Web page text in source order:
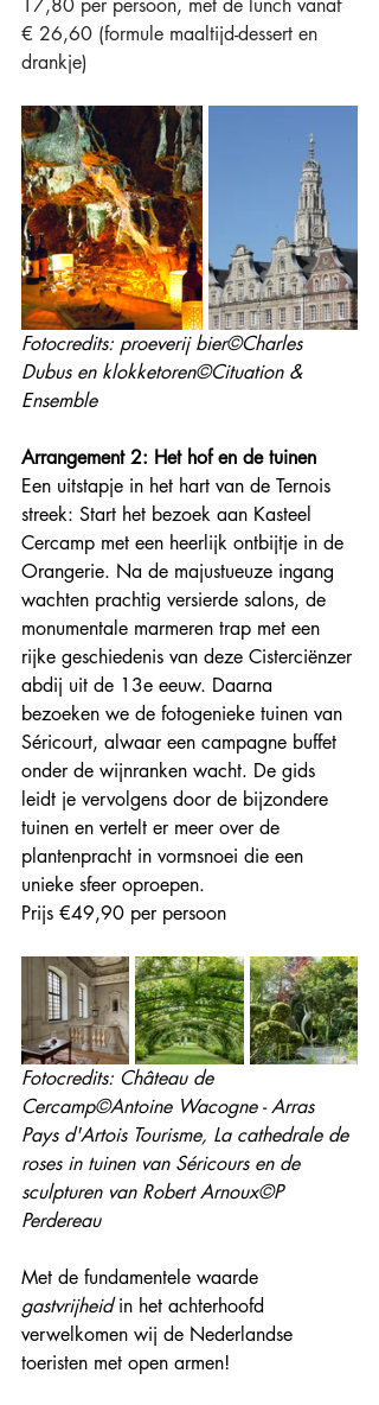
17,80 per persoon, met de lunch vanaf
€ 26,60 (formule maaltijd-dessert en
drankje)
Fotocredits: proeverij bier©Charles
Dubus en klokketoren©Cituation &
Ensemble
Arrangement 2: Het hof en de tuinen
Een uitstapje in het hart van de Ternois
streek: Start het bezoek aan Kasteel
Cercamp met een heerlijk ontbijtje in de
Orangerie. Na de majustueuze ingang
wachten prachtig versierde salons, de
monumentale marmeren trap met een
rijke geschiedenis van deze Cisterciënzer
abdij uit de 13e eeuw. Daarna
bezoeken we de fotogenieke tuinen van
Séricourt, alwaar een campagne buffet
onder de wijnranken wacht. De gids
leidt je vervolgens door de bijzondere
tuinen en vertelt er meer over de
plantenpracht in vormsnoei die een
unieke sfeer oproepen.
Prijs €49,90 per persoon
Fotocredits: Château de
Cercamp©Antoine Wacogne - Arras
Pays d'Artois Tourisme, La cathedrale de
roses in tuinen van Séricours en de
sculpturen van Robert Arnoux©P
Perdereau
Met de fundamentele waarde
gastvrijheid in het achterhoofd
verwelkomen wij de Nederlandse
toeristen met open armen!